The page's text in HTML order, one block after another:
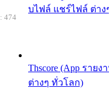
บไฟล์ แชร์ไฟล์ ต่าง
Thscore (App ราย
ต่างๆ ทั่วโลก)
474